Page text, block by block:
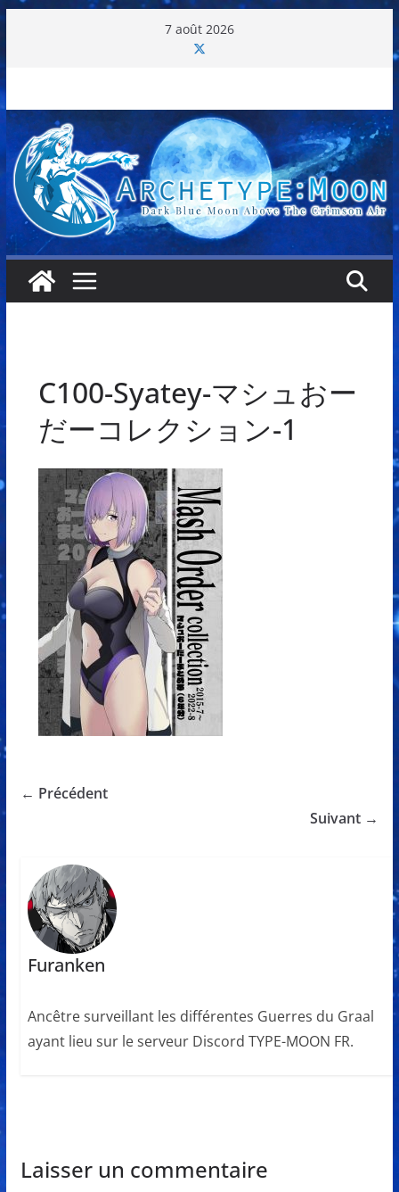
7 août 2026
C100-Syatey-マシュおー
だーコレクション-1
← Précédent
Suivant →
Furanken
Ancêtre surveillant les différentes Guerres du Graal
ayant lieu sur le serveur Discord TYPE-MOON FR.
Laisser un commentaire